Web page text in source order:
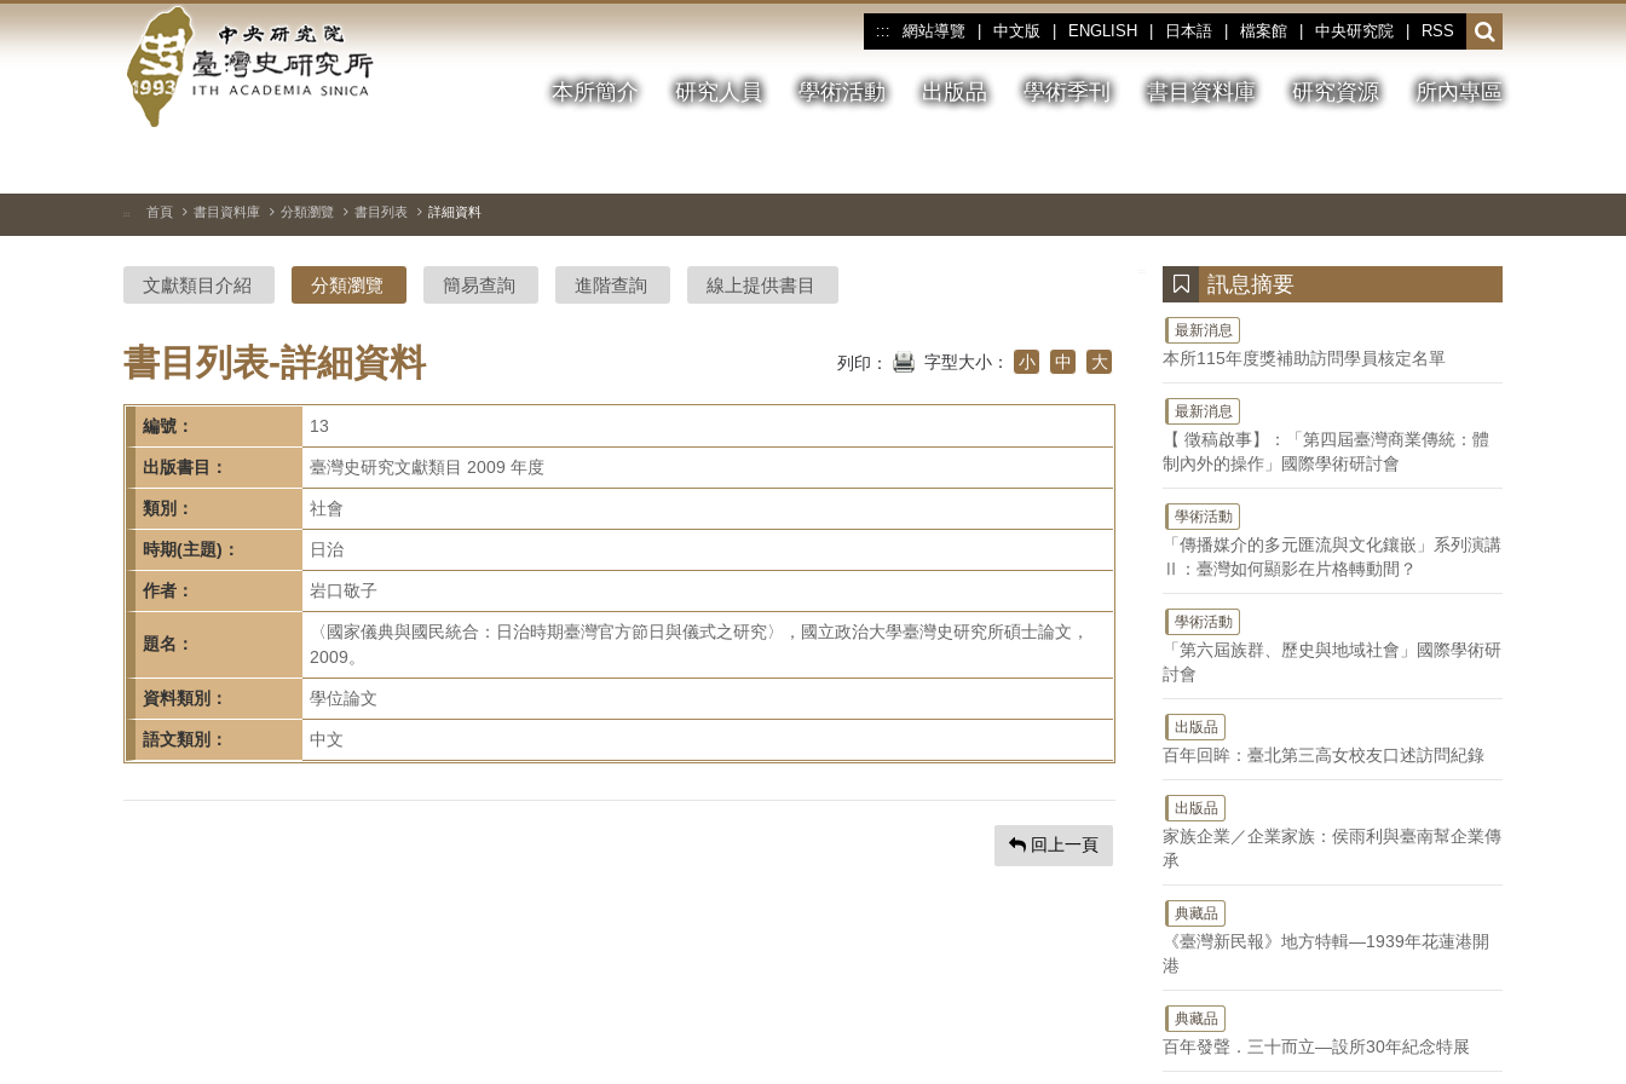
到
中
央
研
院-
臺
灣
史
研
究
所-
首
頁
::: 網站導覽 中文版 ENGLISH 日本語 檔案館 中央研究院 RSS
開
啟
或
收
本所簡介 研究人員 學術活動 出版品 學術季刊 書目資料庫 研究資源 所內專區
停、
圖
圖
結
::: 首頁 書目資料庫 分類瀏覽 書目列表 詳細資料
文獻類目介紹 分類瀏覽 簡易查詢 進階查詢 線上提供書目
書目列表-詳細資料 列印： 字型大小： 小 中 大
編號： 13
出版書目： 臺灣史研究文獻類目 2009 年度
類別： 社會
時期(主題)： 日治
作者： 岩口敬子
題名：
〈國家儀典與國民統合：日治時期臺灣官方節日與儀式之研究〉，國立政治大學臺灣史研究所碩士論文，
2009。
資料類別： 學位論文
語文類別： 中文
回上一頁
訊息摘要
最新消息
本所115年度獎補助訪問學員核定名單
最新消息
【 徵稿啟事】：「第四屆臺灣商業傳統：體
制內外的操作」國際學術研討會
學術活動
「傳播媒介的多元匯流與文化鑲嵌」系列演講
Ⅱ：臺灣如何顯影在片格轉動間？
學術活動
「第六屆族群、歷史與地域社會」國際學術研
討會
出版品
百年回眸：臺北第三高女校友口述訪問紀錄
出版品
家族企業／企業家族：侯雨利與臺南幫企業傳
承
典藏品
《臺灣新民報》地方特輯—1939年花蓮港開
港
典藏品
百年發聲．三十而立—設所30年紀念特展